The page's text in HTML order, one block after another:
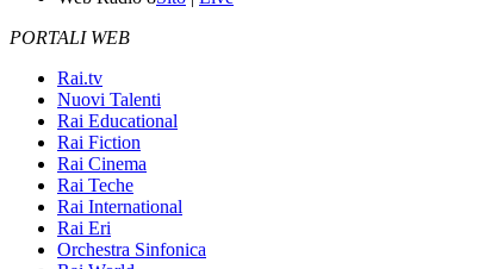
PORTALI WEB
Rai.tv
Nuovi Talenti
Rai Educational
Rai Fiction
Rai Cinema
Rai Teche
Rai International
Rai Eri
Orchestra Sinfonica